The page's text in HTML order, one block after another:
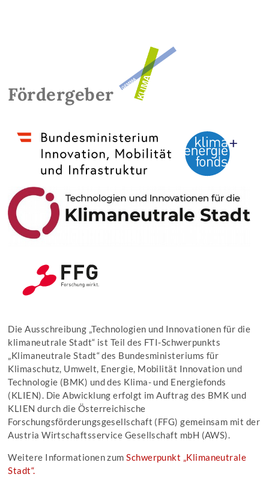
Fördergeber
Die Ausschreibung „Technologien und Innovationen für die
klimaneutrale Stadt“ ist Teil des FTI-Schwerpunkts
„Klimaneutrale Stadt“ des Bundesministeriums für
Klimaschutz, Umwelt, Energie, Mobilität Innovation und
Technologie (BMK) und des Klima- und Energiefonds
(KLIEN). Die Abwicklung erfolgt im Auftrag des BMK und
KLIEN durch die Österreichische
Forschungsförderungsgesellschaft (FFG) gemeinsam mit der
Austria Wirtschaftsservice Gesellschaft mbH (AWS).
Weitere Informationen zumSchwerpunkt „Klimaneutrale
Stadt“.